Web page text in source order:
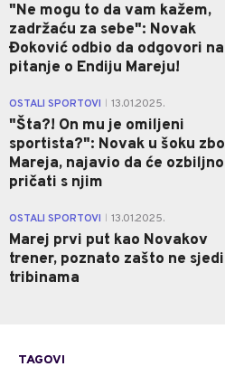
"Ne mogu to da vam kažem,
zadržaću za sebe": Novak
Đoković odbio da odgovori na
pitanje o Endiju Mareju!
OSTALI SPORTOVI 13.01.2025.
"Šta?! On mu je omiljeni
sportista?": Novak u šoku
Mareja, najavio da će ozbiljno
pričati s njim
OSTALI SPORTOVI 13.01.2025.
Marej prvi put kao Novakov
trener, poznato zašto ne
tribinama
TAGOVI